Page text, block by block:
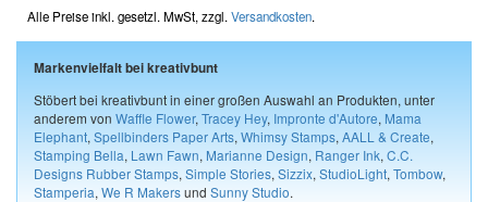
Alle Preise inkl. gesetzl. MwSt, zzgl. Versandkosten.
Markenvielfalt bei kreativbunt
Stöbert bei kreativbunt in einer großen Auswahl an Produkten, unter
anderem von Waffle Flower, Tracey Hey, Impronte d'Autore, Mama
Elephant, Spellbinders Paper Arts, Whimsy Stamps, AALL & Create,
Stamping Bella, Lawn Fawn, Marianne Design, Ranger Ink, C.C.
Designs Rubber Stamps, Simple Stories, Sizzix, StudioLight, Tombow,
Stamperia, We R Makersund Sunny Studio.